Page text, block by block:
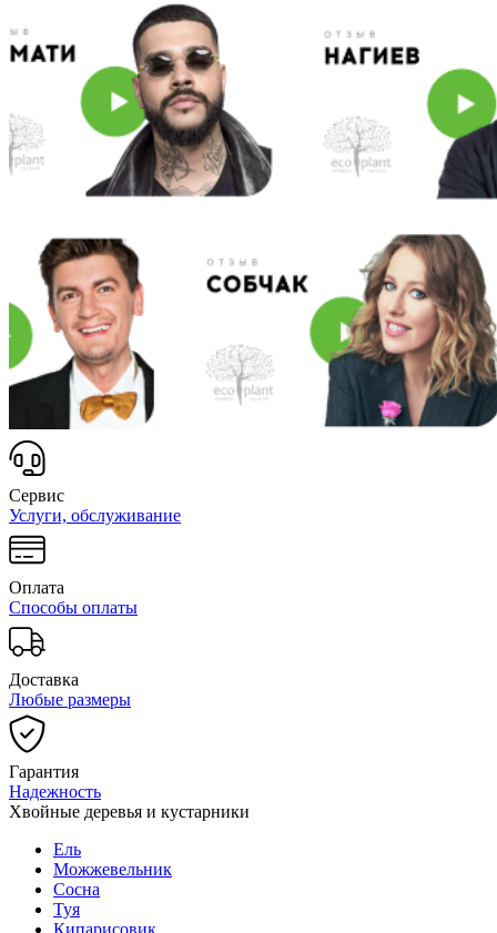
Сервис
Услуги, обслуживание
Оплата
Способы оплаты
Доставка
Любые размеры
Гарантия
Надежность
Хвойные деревья и кустарники
Ель
Можжевельник
Сосна
Туя
Кипарисовик